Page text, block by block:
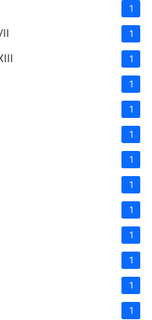
1
1
1
1
1
1
1
1
1
1
1
1
1